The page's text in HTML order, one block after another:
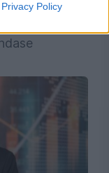
Privacy Policy